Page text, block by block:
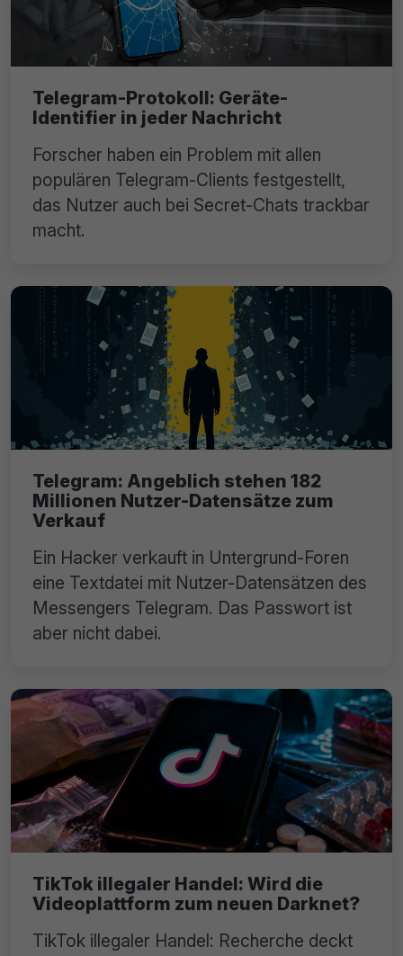
Telegram-Protokoll: Geräte-
Identifier in jeder Nachricht
Forscher haben ein Problem mit allen
populären Telegram-Clients festgestellt,
das Nutzer auch bei Secret-Chats trackbar
macht.
Telegram: Angeblich stehen 182
Millionen Nutzer-Datensätze zum
Verkauf
Ein Hacker verkauft in Untergrund-Foren
eine Textdatei mit Nutzer-Datensätzen des
Messengers Telegram. Das Passwort ist
aber nicht dabei.
TikTok illegaler Handel: Wird die
Videoplattform zum neuen Darknet?
TikTok illegaler Handel: Recherche deckt